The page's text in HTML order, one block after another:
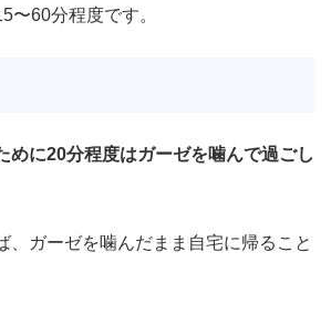
〜60分程度です。
めに20分程度はガーゼを噛んで過ごし
、ガーゼを噛んだまま自宅に帰ること